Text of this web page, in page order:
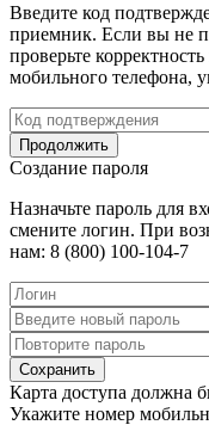
Введите код
приемник. Если вы не
проверьте
мобильного телефона,
Продолжить
Создание пароля
Назначьте пароль для
смените логин. При
нам: 8 (800) 100-104-7
Сохранить
Карта доступа должна
Укажите номер